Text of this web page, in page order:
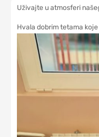
Uživajte u atmosferi
Hvala dobrim tetama